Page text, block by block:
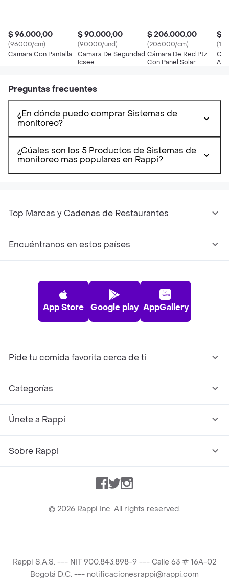
$ 96.000,00
(96000/cm)
Camara Con Pantalla
$ 90.000,00
(90000/und)
Camara De Seguridad
Icsee
$ 206.000,00
(206000/cm)
Cámara De Red Ptz
Con Panel Solar
$
Preguntas frecuentes
¿En dónde puedo comprar Sistemas de
monitoreo?
¿Cúales son los 5 Productos de Sistemas de
monitoreo mas populares en Rappi?
Top Marcas y Cadenas de Restaurantes
Encuéntranos en estos países
App Store Google play AppGallery
Pide tu comida favorita cerca de ti
Categorías
Únete a Rappi
Sobre Rappi
Facebook
TwitterInstagram
© 2026 Rappi Inc. All rights reserved.
Rappi S.A.S. --- NIT 900.843.898-9 --- Calle 63 # 16A-02
Bogotá D.C. --- notificacionesrappi@rappi.com